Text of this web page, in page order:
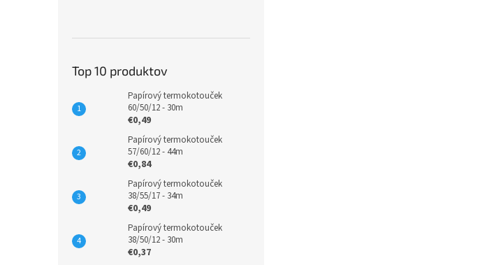
Top 10 produktov
Papírový termokotouček
60/50/12 - 30m
€0,49
Papírový termokotouček
57/60/12 - 44m
€0,84
Papírový termokotouček
38/55/17 - 34m
€0,49
Papírový termokotouček
38/50/12 - 30m
€0,37